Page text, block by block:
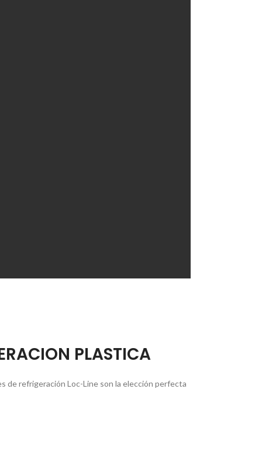
PLASTICA
de refrigeración Loc-Line son la elección perfecta